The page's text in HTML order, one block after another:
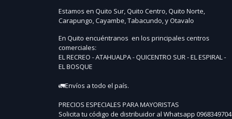
Estamos en Quito Sur, Quito Centro, Quito Norte,
Carapungo, Cayambe, Tabacundo, y Otavalo
En Quito encuéntranos en los principales centros
comerciales:
EL RECREO - ATAHUALPA - QUICENTRO SUR - EL ESPIRAL -
EL BOSQUE
🚛Envíos a todo el país.
PRECIOS ESPECIALES PARA MAYORISTAS
Solicita tu código de distribuidor al Whatsapp 0968349704